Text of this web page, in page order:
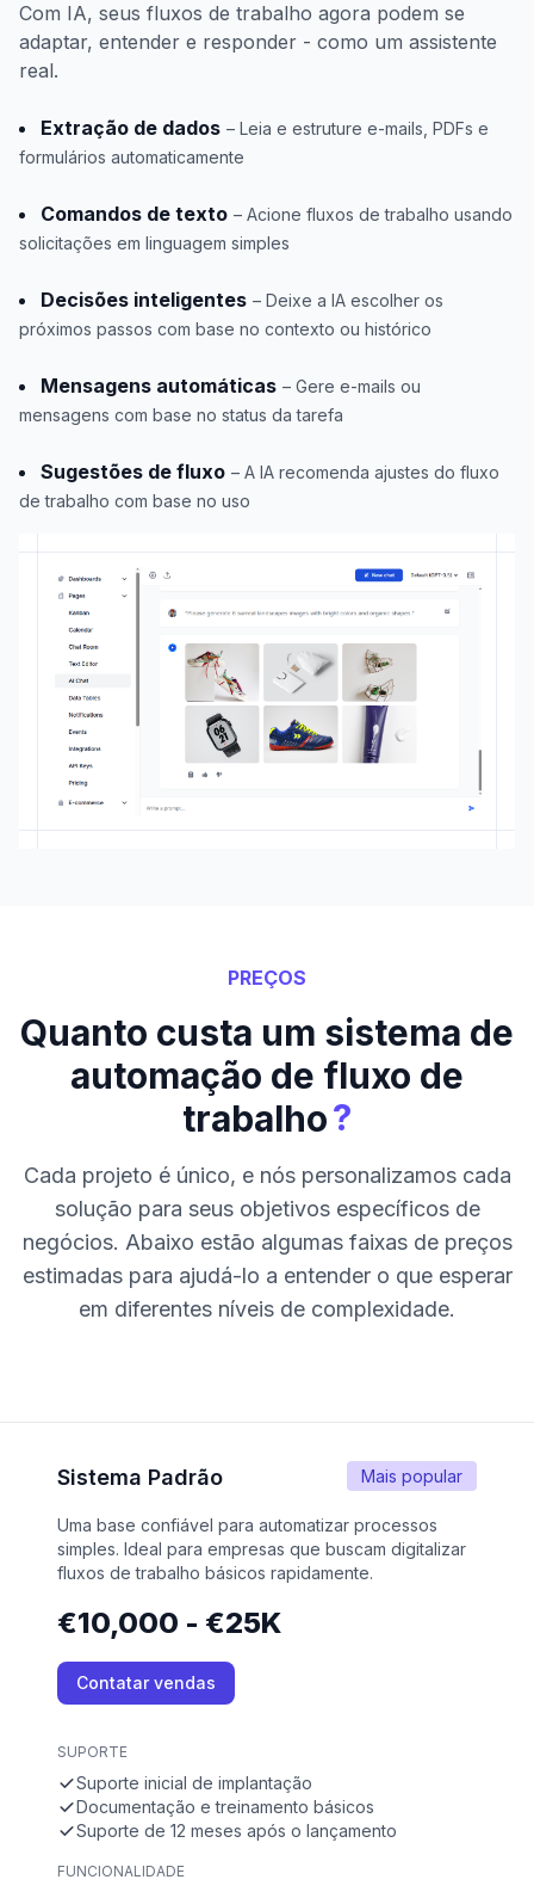
Com IA, seus fluxos de trabalho agora podem se
adaptar, entender e responder - como um assistente
real.
Extração de dados – Leia e estruture e-mails, PDFs e
formulários automaticamente
Comandos de texto – Acione fluxos de trabalho usando
solicitações em linguagem simples
Decisões inteligentes – Deixe a IA escolher os
próximos passos com base no contexto ou histórico
Mensagens automáticas – Gere e-mails ou
mensagens com base no status da tarefa
Sugestões de fluxo – A IA recomenda ajustes do fluxo
de trabalho com base no uso
PREÇOS
Quanto custa um sistema de
automação de fluxo de
trabalho?
Cada projeto é único, e nós personalizamos cada
solução para seus objetivos específicos de
negócios. Abaixo estão algumas faixas de preços
estimadas para ajudá-lo a entender o que esperar
em diferentes níveis de complexidade.
Mais popular
Sistema Padrão
Uma base confiável para automatizar processos
simples. Ideal para empresas que buscam digitalizar
fluxos de trabalho básicos rapidamente.
€10,000 - €25K
Contatar vendas
SUPORTE
Suporte inicial de implantação
Documentação e treinamento básicos
Suporte de 12 meses após o lançamento
FUNCIONALIDADE